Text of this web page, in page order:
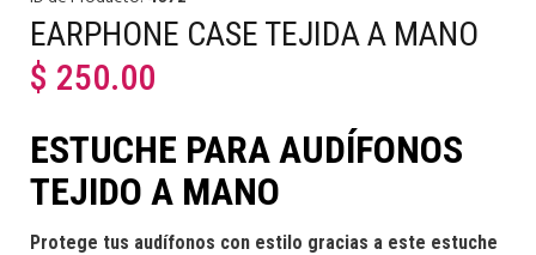
EARPHONE CASE TEJIDA A MANO
$ 250.00
ESTUCHE PARA AUDÍFONOS
TEJIDO A MANO
Protege tus audífonos con estilo gracias a este estuche